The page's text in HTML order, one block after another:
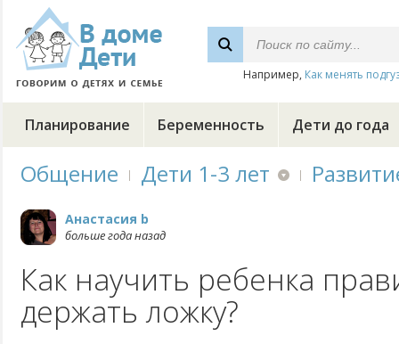
Например, Как менять
Планирование Беременность Дети до года
Общение Дети 1-3 лет
Анастасия b
больше года назад
Как научить ребенка
держать ложку?